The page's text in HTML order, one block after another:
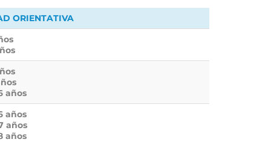
ORIENTATIVA
años
años
años
años